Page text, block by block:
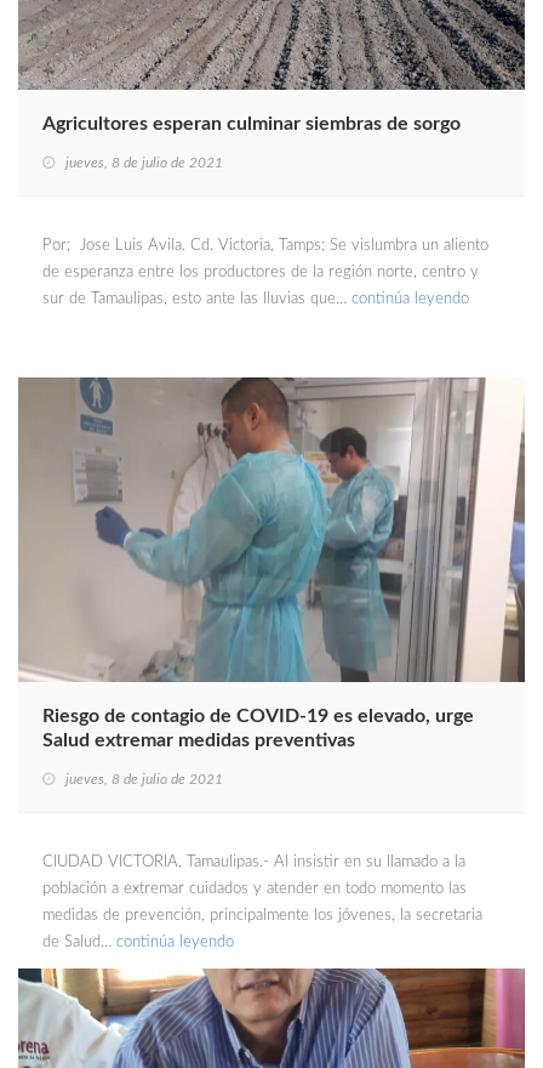
Agricultores esperan culminar siembras de sorgo
jueves, 8 de julio de 2021
Por; Jose Luis Avila. Cd. Victoria, Tamps; Se vislumbra un aliento
de esperanza entre los productores de la región norte, centro y
sur de Tamaulipas, esto ante las lluvias que… continúa leyendo
Riesgo de contagio de COVID-19 es elevado, urge
Salud extremar medidas preventivas
jueves, 8 de julio de 2021
CIUDAD VICTORIA, Tamaulipas.- Al insistir en su llamado a la
población a extremar cuidados y atender en todo momento las
medidas de prevención, principalmente los jóvenes, la secretaria
de Salud… continúa leyendo